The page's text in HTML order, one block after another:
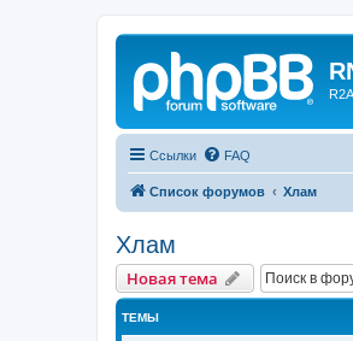
Ссылки FAQ
Список форумов Хлам
Хлам
Новая тема
ТЕМЫ